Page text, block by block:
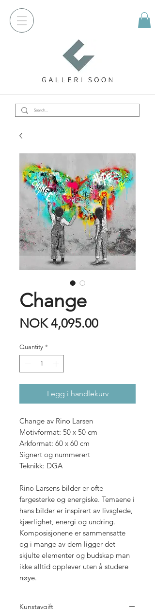
Change
NOK 4,095.00Price
Quantity *
Legg i handlekurv
Change av Rino Larsen
Motivformat: 50 x 50 cm
Arkformat: 60 x 60 cm
Signert og nummerert
Teknikk: DGA
Rino Larsens bilder er ofte
fargesterke og energiske. Temaene i
hans bilder er inspirert av livsglede,
kjærlighet, energi og undring.
Komposisjonene er sammensatte
og i mange av dem ligger det
skjulte elementer og budskap man
ikke alltid opplever uten å studere
nøye.
Kunstavgift